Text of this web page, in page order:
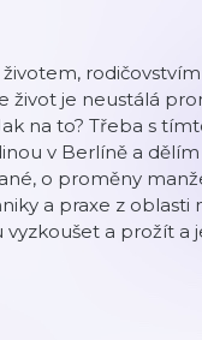
život je neustálá
na to? Třeba s
v Berlíně a
o proměny
a praxe z oblasti
a prožít a